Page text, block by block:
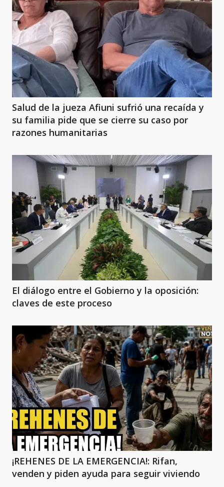
Salud de la jueza Afiuni sufrió una recaída y
su familia pide que se cierre su caso por
razones humanitarias
El diálogo entre el Gobierno y la oposición:
claves de este proceso
¡REHENES DE LA EMERGENCIA!: Rifan,
venden y piden ayuda para seguir viviendo